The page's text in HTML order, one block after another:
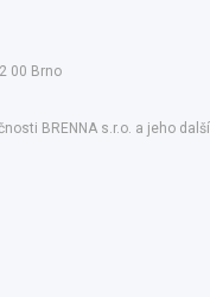
00 Brno
BRENNA s.r.o. a jeho další